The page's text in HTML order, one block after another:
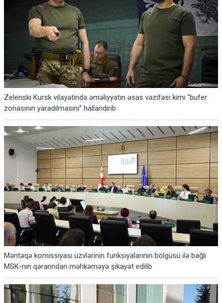
Zelenski Kursk vilayətində əməliyyatın əsas vəzifəsi kimi “bufer
zonasının yaradılmasını” hallandırıb
Məntəqə komissiyası üzvlərinin funksiyalarının bölgüsü ilə bağlı
MSK-nın qərarından məhkəməyə şikayət edilib